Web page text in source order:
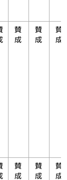
賛
成
賛
成
賛
成
賛
成
賛
成
賛
成